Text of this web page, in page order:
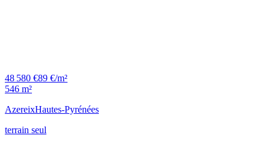
48 580 €89 €/m²
546 m²
AzereixHautes-Pyrénées
terrain seul